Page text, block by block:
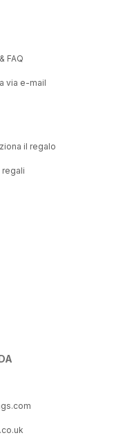
FAQ
via e-mail
il regalo
regali